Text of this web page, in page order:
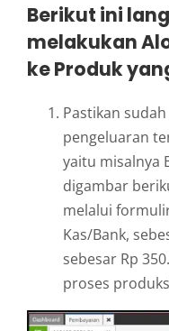
Berikut ini
melakukan
ke Produk
Pastikan
pengeluaran
yaitu misalnya
digambar
melalui
Kas/Bank,
sebesar Rp
proses